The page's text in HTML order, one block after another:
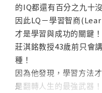
的IQ都還有百分之九十
因此LQ－學習智商
才是學習與成功的關鍵！
莊淇銘教授43歲前只會
種！
因為他發現，學習方法
是翻轉人生的最強武器！